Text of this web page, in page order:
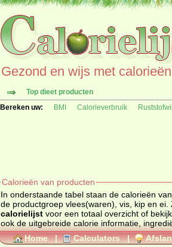
Gezond en wijs met
Top dieet producten
Bereken uw:
BMI Calorieverbruik
Calorieën van producten
In onderstaande tabel staan de calorieën
calorielijst
voor een
ook de uitgebreide calorie informatie,
Home | Calculators |